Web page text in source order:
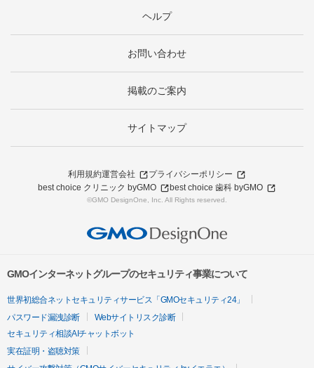
ヘルプ
お問い合わせ
掲載のご案内
サイトマップ
利用規約運営会社
プライバシーポリシー
best choice クリニック byGMO
best choice 歯科 byGMO
©GMO DesignOne, Inc. All Rights reserved.
GMOインターネットグループのセキュリティ事業について
世界初総合ネットセキュリティサービス「GMOセキュリティ24」
パスワード漏洩診断
Webサイトリスク診断
セキュリティ相談AIチャットボット
実在証明・盗聴対策